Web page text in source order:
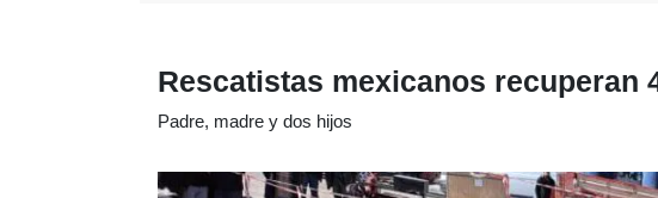
Rescatistas mexicanos recuperan
Padre, madre y dos hijos